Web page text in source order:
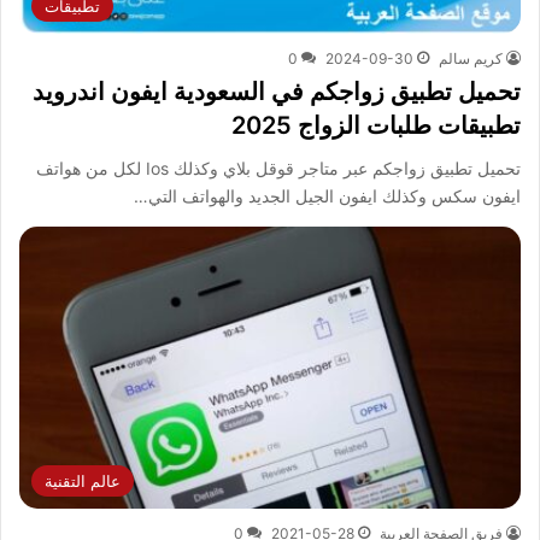
تطبيقات
كريم سالم 2024-09-30
0
تحميل تطبيق زواجكم في السعودية ايفون اندرويد
تطبيقات طلبات الزواج 2025
تحميل تطبيق زواجكم عبر متاجر قوقل بلاي وكذلك Ios لكل من هواتف
ايفون سكس وكذلك ايفون الجيل الجديد والهواتف التي…
عالم التقنية
فريق الصفحة العربية 2021-05-28
0